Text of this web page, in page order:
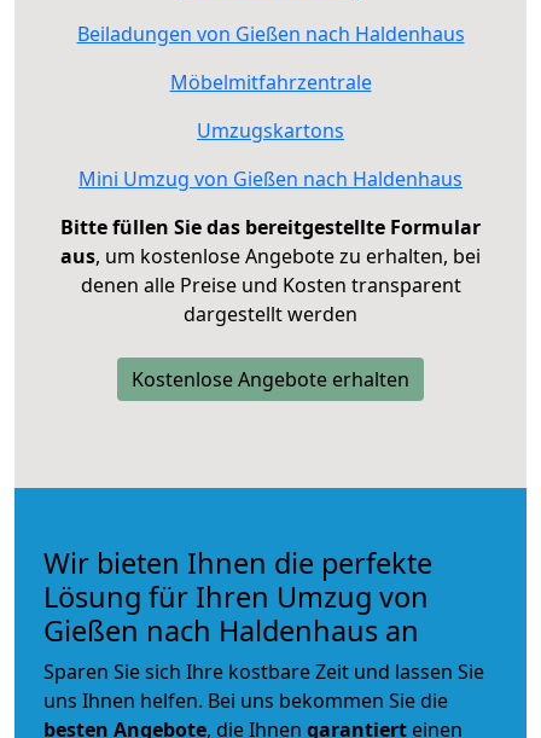
Beiladungen von Gießen nach Haldenhaus
Möbelmitfahrzentrale
Umzugskartons
Mini Umzug von Gießen nach Haldenhaus
Bitte füllen Sie das bereitgestellte Formular
aus, um kostenlose Angebote zu erhalten, bei
denen alle Preise und Kosten transparent
dargestellt werden
Kostenlose Angebote erhalten
Wir bieten Ihnen die perfekte
Lösung für Ihren Umzug von
Gießen nach Haldenhaus an
Sparen Sie sich Ihre kostbare Zeit und lassen Sie
uns Ihnen helfen. Bei uns bekommen Sie die
besten Angebote, die Ihnen garantiert einen